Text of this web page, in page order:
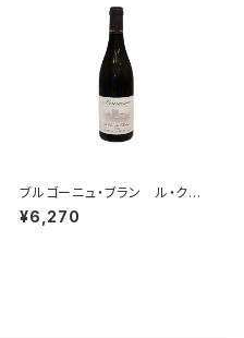
ブルゴーニュ・ブラン ル・クロ・
デュ・シャトー 2020 ド・モン
ティーユ
¥6,270